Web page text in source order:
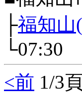
├福知山
<前 1/3